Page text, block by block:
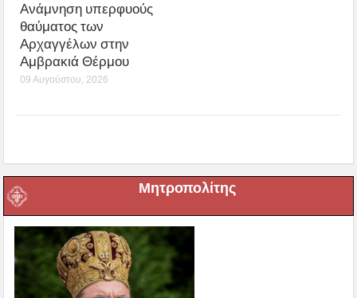
Ανάμνηση υπερφυούς
θαύματος των
Αρχαγγέλων στην
Αμβρακιά Θέρμου
09 Αυγούστου, 2026
Μητροπολίτης